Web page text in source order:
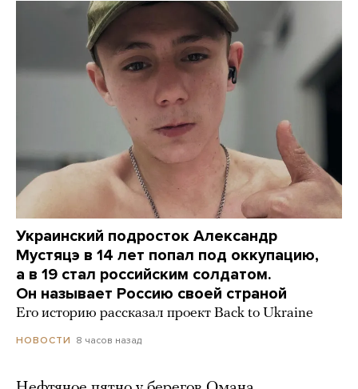
Украинский подросток Александр
Мустяцэ в 14 лет попал под оккупацию,
а в 19 стал российским солдатом.
Он называет Россию своей страной
Его историю рассказал проект Back to Ukraine
НОВОСТИ 8 часов назад